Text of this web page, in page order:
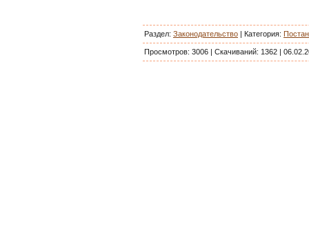
Раздел: Законодательство | Категория:
Просмотров: 3006 | Скачиваний: 1362 |